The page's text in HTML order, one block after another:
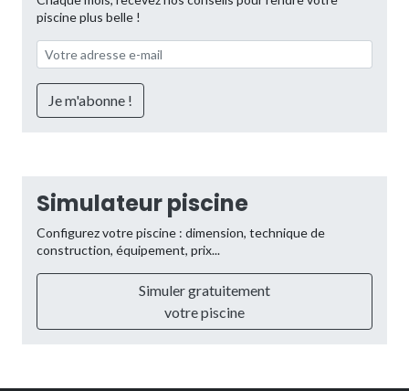
piscine plus belle !
Simulateur piscine
Configurez votre piscine : dimension, technique de
construction, équipement, prix...
Simuler gratuitement
votre piscine